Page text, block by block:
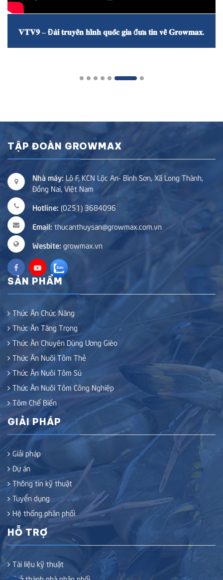
𝐕𝐓𝐕𝟗 – Đ𝐚̀𝐢 𝐭𝐫𝐮𝐲𝐞̂̀𝐧 𝐡𝐢̀𝐧𝐡 𝐪𝐮𝐨̂́𝐜 𝐠𝐢𝐚 đ𝐮̛𝐚 𝐭𝐢𝐧 𝐯𝐞̂̀ 𝐆𝐫𝐨𝐰𝐦𝐚𝐱.
TẬP ĐOÀN GROWMAX
Nhà máy: Lô F, KCN Lộc An- Bình Sơn, Xã Long Thành,
Đồng Nai, Việt Nam
Hotline: (0251) 3684096
Email: thucanthuysan@growmax.com.vn
Wesbite: growmax.vn
SẢN PHẨM
Thức Ăn Chức Năng
Thức Ăn Tăng Trọng
Thức Ăn Chuyên Dùng Ương Gièo
Thức Ăn Nuôi Tôm Thẻ
Thức Ăn Nuôi Tôm Sú
Thức Ăn Nuôi Tôm Công Nghiệp
Tôm Chế Biến
GIẢI PHÁP
Giải pháp
Dự án
Thông tin kỹ thuật
Tuyển dụng
Hệ thống phân phối
HỖ TRỢ
Tài liệu kỹ thuật